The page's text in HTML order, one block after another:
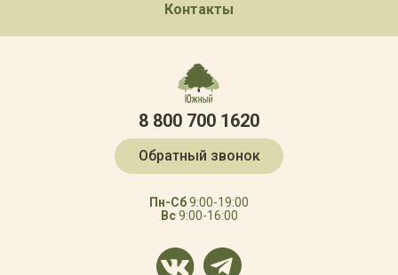
Контакты
8 800 700 1620
Обратный звонок
Пн-Сб9:00-19:00
Вс9:00-16:00